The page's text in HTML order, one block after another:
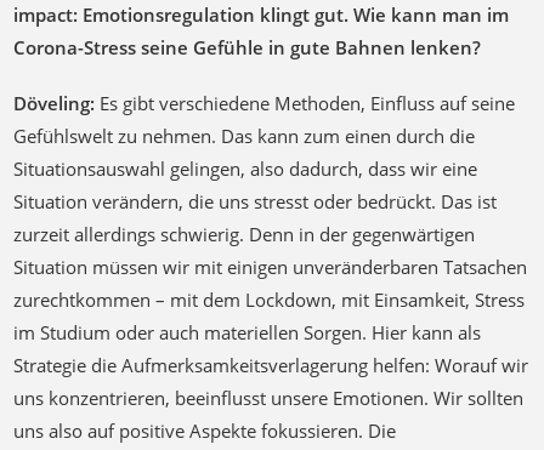
impact: Emotionsregulation klingt gut. Wie kann man im
Corona-Stress seine Gefühle in gute Bahnen lenken?
Döveling: Es gibt verschiedene Methoden, Einfluss auf seine
Gefühlswelt zu nehmen. Das kann zum einen durch die
Situationsauswahl gelingen, also dadurch, dass wir eine
Situation verändern, die uns stresst oder bedrückt. Das ist
zurzeit allerdings schwierig. Denn in der gegenwärtigen
Situation müssen wir mit einigen unveränderbaren Tatsachen
zurechtkommen – mit dem Lockdown, mit Einsamkeit, Stress
im Studium oder auch materiellen Sorgen. Hier kann als
Strategie die Aufmerksamkeitsverlagerung helfen: Worauf wir
uns konzentrieren, beeinflusst unsere Emotionen. Wir sollten
uns also auf positive Aspekte fokussieren. Die